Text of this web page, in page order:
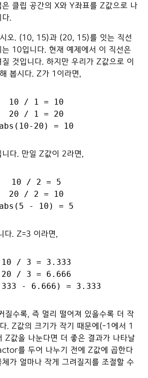
클립 공간의 X와 Y좌표를 Z값으로 나
.
오. (10, 15)과 (20, 15)를 잇는 직선
10입니다. 현재 예제에서 이 직선은
것입니다. 하지만 우리가 Z값으로 이
봅시다. Z가 1이라면,
10 / 1 = 10
20 / 1 = 20
다. 만일 Z값이 2라면,
10 / 2 = 5
20 / 2 = 10
다. Z=3 이라면,
10 / 3 = 3.333
20 / 3 = 6.666
질수록, 즉 멀리 떨어져 있을수록 더 작
. Z값의 크기가 작기 때문에(-1에서 1
Z값을 나눈다면 더 좋은 결과가 나타날
를 두어 나누기 전에 Z값에 곱한다
가 얼마나 작게 그려질지를 조절할 수